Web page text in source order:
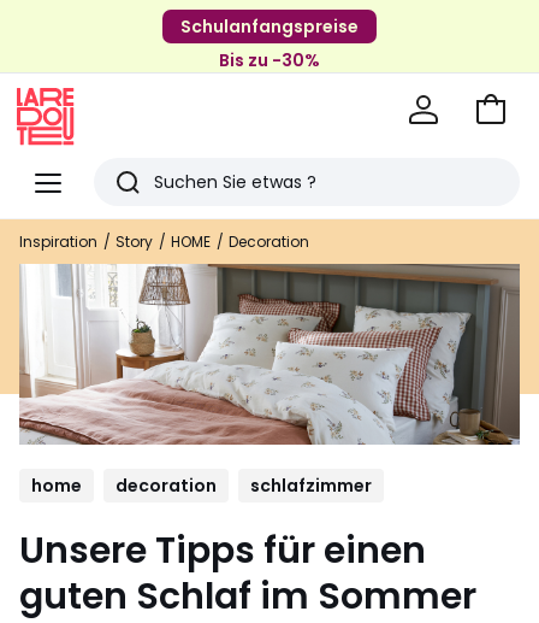
Schulanfangspreise
Bis zu -30%
Menü
Redoute
Suchen
Zuletzt
angesehenen
Artikel
Zum
Inspiration Story HOME Decoration
home decoration schlafzimmer
Unsere Tipps für einen
guten Schlaf im Sommer